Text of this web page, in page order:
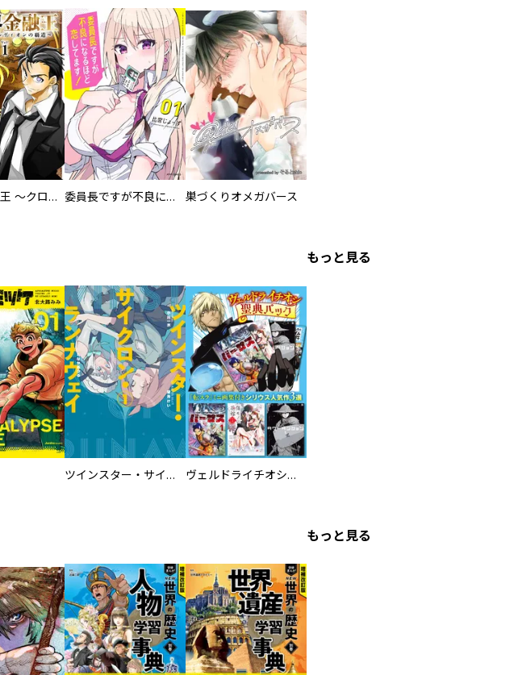
異世界金融王 ～クローネ・ゴルディオンの覇道～ 委員長ですが不良になるほど恋してます！ 巣づくりオメガバース
もっと見る
ツインスター・サイクロン・ランナウェイ ヴェルドライチオシ聖典パック 『転スラ』ミニ画集付き シリウス人気作３選
もっと見る